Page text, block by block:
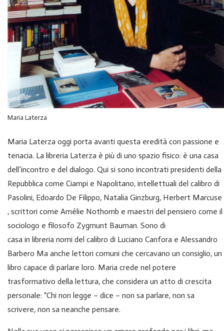
Maria Laterza
Maria Laterza oggi porta avanti questa eredità con passione e
tenacia. La libreria Laterza è più di uno spazio fisico: è una casa
dell’incontro e del dialogo. Qui si sono incontrati presidenti della
Repubblica come Ciampi e Napolitano, intellettuali del calibro di
Pasolini, Edoardo De Filippo, Natalia Ginzburg, Herbert Marcuse
, scrittori come Amélie Nothomb e maestri del pensiero come il
sociologo e filosofo Zygmunt Bauman. Sono di
casa in libreria nomi del calibro di Luciano Canfora e Alessandro
Barbero Ma anche lettori comuni che cercavano un consiglio, un
libro capace di parlare loro. Maria crede nel potere
trasformativo della lettura, che considera un atto di crescita
personale: “Chi non legge – dice – non sa parlare, non sa
scrivere, non sa neanche pensare.